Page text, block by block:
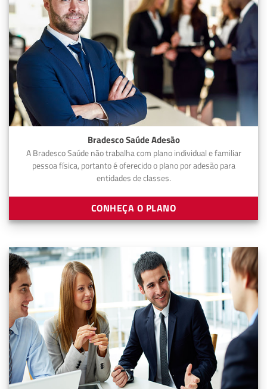
Bradesco Saúde Adesão
A Bradesco Saúde não trabalha com plano individual e familiar
pessoa física, portanto é oferecido o plano por adesão para
entidades de classes.
CONHEÇA O PLANO